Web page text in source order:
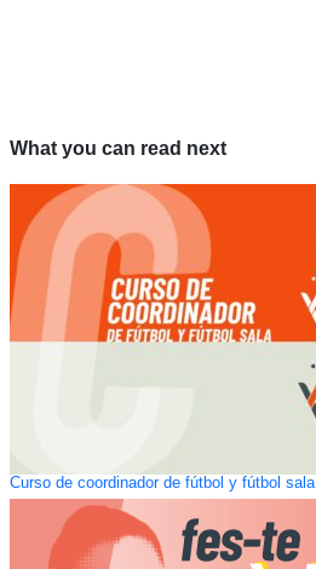
What you can read next
Curso de coordinador de fútbol y fútbol sala